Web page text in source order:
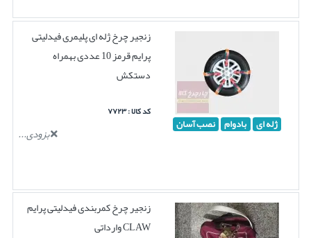
ژله ای بادوام نصب آسان
زنجیر چرخ ژله ای پلیمری فیدلیتی
پرایم قرمز 10 عددی بهمراه
دستکش
کد کالا : ۷۷۲۳
بزودی...
زنجیر چرخ کمربندی فیدلیتی پرایم
CLAW وارداتی